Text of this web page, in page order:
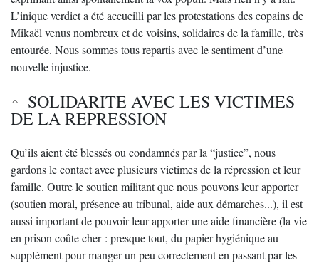
L’inique verdict a été accueilli par les protestations des copains de
Mikaël venus nombreux et de voisins, solidaires de la famille, très
entourée. Nous sommes tous repartis avec le sentiment d’une
nouvelle injustice.
SOLIDARITE AVEC LES VICTIMES
DE LA REPRESSION
Qu’ils aient été blessés ou condamnés par la “justice”, nous
gardons le contact avec plusieurs victimes de la répression et leur
famille. Outre le soutien militant que nous pouvons leur apporter
(soutien moral, présence au tribunal, aide aux démarches...), il est
aussi important de pouvoir leur apporter une aide financière (la vie
en prison coûte cher : presque tout, du papier hygiénique au
supplément pour manger un peu correctement en passant par les